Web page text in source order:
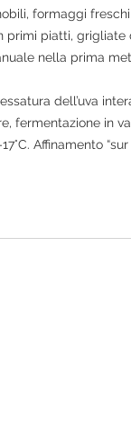
formaggi
primi piatti, grigliate
nella prima
dell’uva
fermentazione in
Affinamento